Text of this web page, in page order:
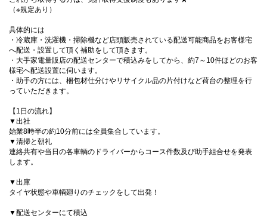
（※規定あり）
具体的には
・冷蔵庫・洗濯機・掃除機など店頭販売されている配送可能商品をお客様宅
へ配送・設置して頂く補助をして頂きます。
・大手家電量販店の配送センターで積込みをしてから、約7～10件ほどのお客
様宅へ配送設置に伺います。
・助手の方には、梱包材仕分けやリサイクル品の片付けなど荷台の整理を行
っていただきます。
【1日の流れ】
▼出社
始業8時半の約10分前には全員集合しています。
▼清掃と朝礼
連絡共有や当日の各車輌のドライバーからコース件数及び助手組合せを発表
します。
▼出庫
タイヤ状態や車輌廻りのチェックをして出発！
▼配送センターにて積込